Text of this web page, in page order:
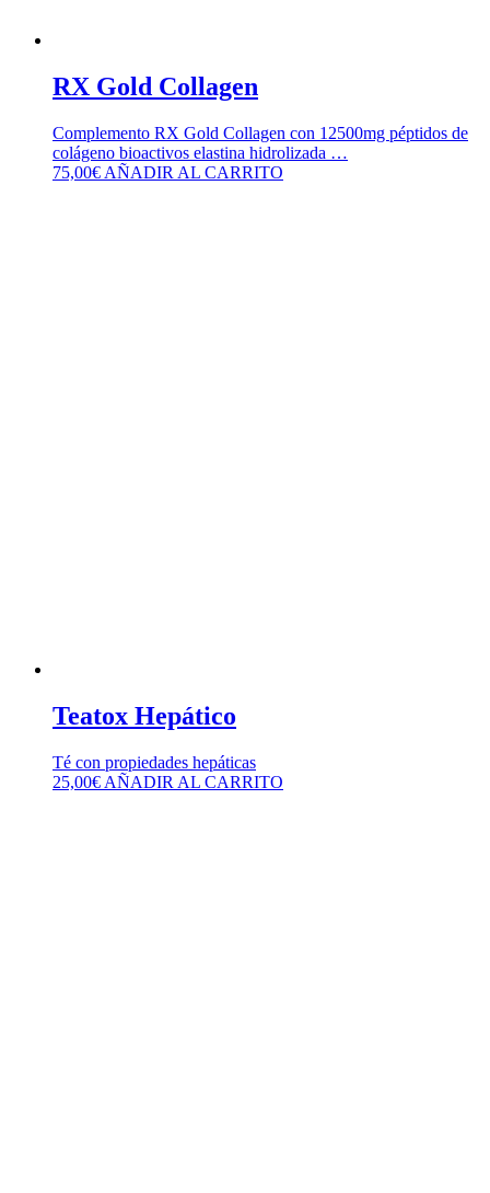
RX Gold Collagen
Complemento RX Gold Collagen con 12500mg péptidos de
colágeno bioactivos elastina hidrolizada …
75,00€ AÑADIR AL CARRITO
Teatox Hepático
Té con propiedades hepáticas
25,00€ AÑADIR AL CARRITO